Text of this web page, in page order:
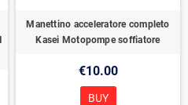
Manettino acceleratore completo
Kasei Motopompe soffiatore
€10.00
BUY